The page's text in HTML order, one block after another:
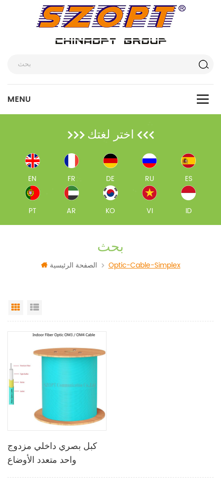
اختر لغتك
EN FR DE RU ES
PT AR KO VI ID
بحث
الصفحة الرئيسية Optic-Cable-Simplex
Grid View
كبل بصري داخلي مزدوج
واحد متعدد الأوضاع